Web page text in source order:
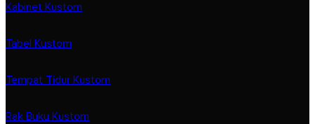
Kabinet Kustom
Tabel Kustom
Tempat Tidur Kustom
Rak Buku Kustom